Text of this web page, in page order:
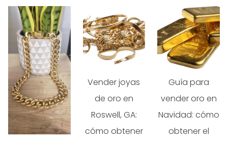
Vender joyas
de oro en
Roswell, GA:
cómo obtener
Guía para
vender oro en
Navidad: cómo
obtener el